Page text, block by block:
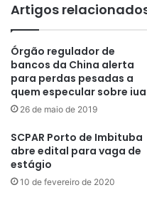
Artigos
Órgão regulador de
bancos da China alerta
para perdas pesadas a
quem especular sobre
26 de maio de 2019
SCPAR Porto de Imbituba
abre edital para vaga de
estágio
10 de fevereiro de 2020